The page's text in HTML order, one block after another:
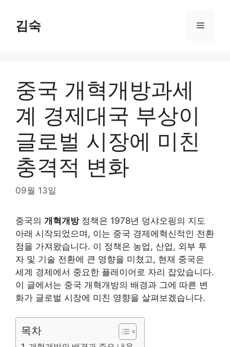
content
김숙 Menu
중국 개혁개방과세
계 경제대국 부상이
글로벌 시장에 미친
충격적 변화
09월 13일
중국의 개혁개방정책은 1978년 덩샤오핑의 지도
아래 시작되었으며, 이는 중국 경제에혁신적인 전환
점을 가져왔습니다. 이 정책은 농업, 산업, 외부 투
자 및 기술 전환에 큰 영향을 미쳤고, 현재 중국은
세계 경제에서 중요한 플레이어로 자리 잡았습니다.
이 글에서는 중국 개혁개방의 배경과 그에 따른 변
화가 글로벌 시장에 미친 영향을 살펴보겠습니다.
목차